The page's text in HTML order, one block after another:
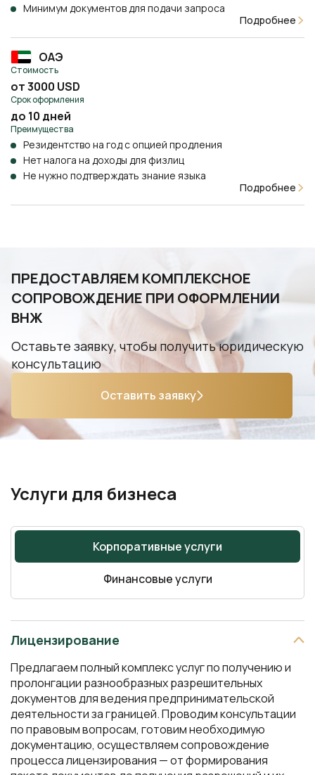
Минимум документов для подачи запроса
Подробнее
ОАЭ
Стоимость
от 3000 USD
Срок оформления
до 10 дней
Преимущества
Резидентство на год с опцией продления
Нет налога на доходы для физлиц
Не нужно подтверждать знание языка
Подробнее
ПРЕДОСТАВЛЯЕМ КОМПЛЕКСНОЕ
СОПРОВОЖДЕНИЕ ПРИ ОФОРМЛЕНИИ
ВНЖ
Оставьте заявку, чтобы получить юридическую
консультацию
Оставить заявку
Услуги для бизнеса
Корпоративные услуги
Финансовые услуги
Лицензирование
Предлагаем полный комплекс услуг по получению и
пролонгации разнообразных разрешительных
документов для ведения предпринимательской
деятельности за границей. Проводим консультации
по правовым вопросам, готовим необходимую
документацию, осуществляем сопровождение
процесса лицензирования — от формирования